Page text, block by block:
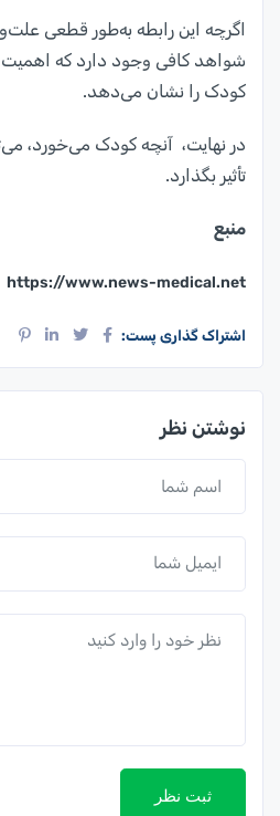
اگرچه این رابطه به‌طور قطعی
شواهد کافی وجود دارد که
کودک را نشان می‌دهد.
در نهایت، آنچه کودک می‌خورد،
تأثیر بگذارد.
منبع
https://www.news-medical.net
اشتراک گذاری پست:
نوشتن نظر